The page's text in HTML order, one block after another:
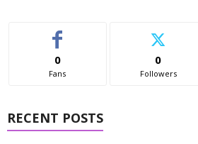
0
Fans
0
Followers
RECENT POSTS